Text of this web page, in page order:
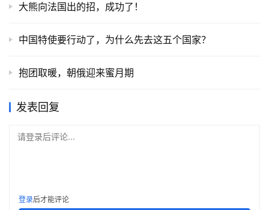
大熊向法国出的招，成功了！
中国特使要行动了，为什么先去这五个国家？
抱团取暖，朝俄迎来蜜月期
发表回复
请登录后评论...
登录后才能评论